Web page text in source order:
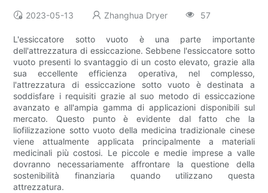
2023-05-13 Zhanghua Dryer 57
L'essiccatore sotto vuoto è una parte importante
dell'attrezzatura di essiccazione. Sebbene l'essiccatore sotto
vuoto presenti lo svantaggio di un costo elevato, grazie alla
sua eccellente efficienza operativa, nel complesso,
l'attrezzatura di essiccazione sotto vuoto è destinata a
soddisfare i requisiti grazie al suo metodo di essiccazione
avanzato e all'ampia gamma di applicazioni disponibili sul
mercato. Questo punto è evidente dal fatto che la
liofilizzazione sotto vuoto della medicina tradizionale cinese
viene attualmente applicata principalmente a materiali
medicinali più costosi. Le piccole e medie imprese a valle
dovranno necessariamente affrontare la questione della
sostenibilità finanziaria quando utilizzano questa
attrezzatura.